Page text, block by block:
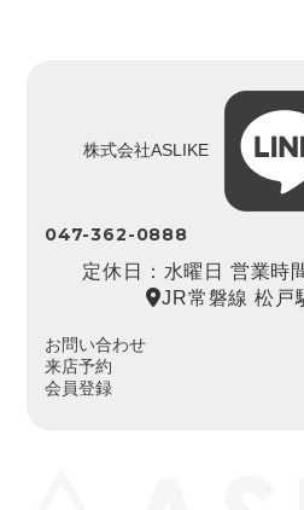
株式会社ASLIKE
047-362-0888
定休日：水曜日 営業時
JR常磐線 松戸
お問い合わせ
来店予約
会員登録